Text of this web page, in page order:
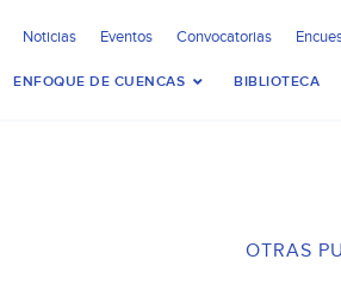
Noticias Eventos Convocatorias
ENFOQUE DE CUENCAS BIBLIOTECA
OTRAS